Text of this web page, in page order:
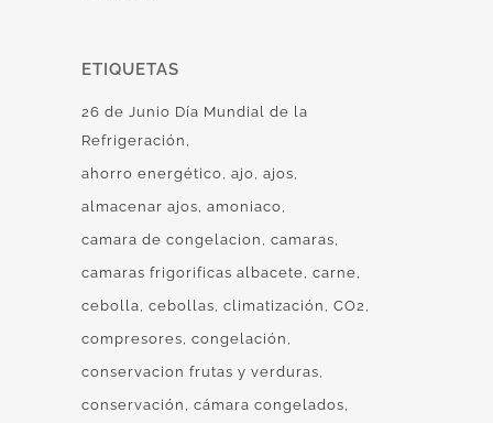
ETIQUETAS
26 de Junio Día Mundial de la
Refrigeración
ahorro energético ajo ajos
almacenar ajos amoniaco
camara de congelacion
camaras
camaras frigorificas albacete carne
cebolla cebollas climatización
CO2
compresores congelación
conservacion frutas y verduras
conservación
cámara congelados